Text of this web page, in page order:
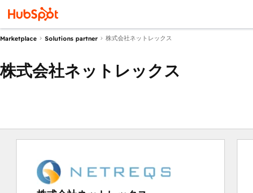
Marketplace Solutions partner 株式会社ネットレックス
株式会社ネットレックス